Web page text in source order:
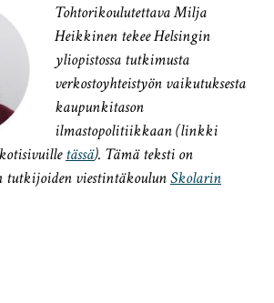
Tohtorikoulutettava Milja
Heikkinen tekee Helsingin
yliopistossa tutkimusta
verkostoyhteistyön vaikutuksesta
kaupunkitason
ilmastopolitiikkaan (linkki
tässä). Tämä teksti on
tutkijoiden viestintäkoulunSkolarin